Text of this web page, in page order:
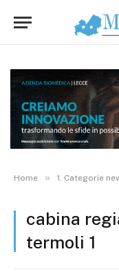
Home » 1. Categorie
cabina
termoli 1